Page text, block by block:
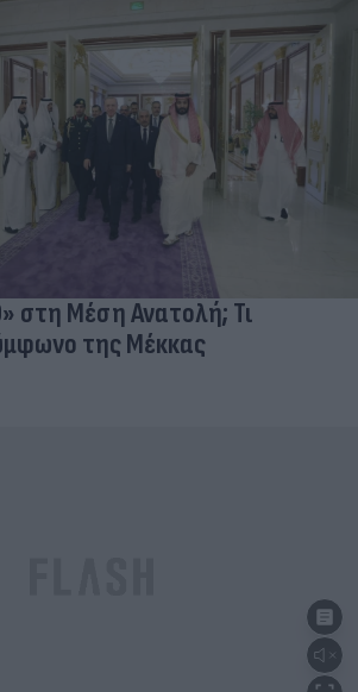
στη Μέση Ανατολή; Τι
της Μέκκας